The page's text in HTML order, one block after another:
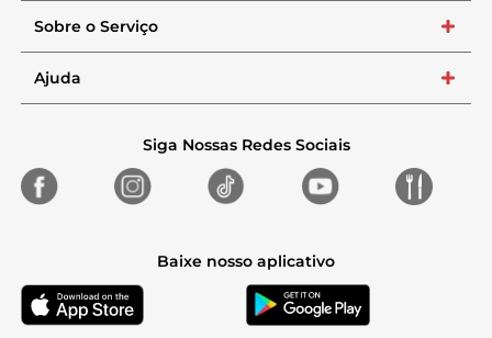
Sobre o Serviço +
Ajuda +
Siga Nossas Redes Sociais
Baixe nosso aplicativo